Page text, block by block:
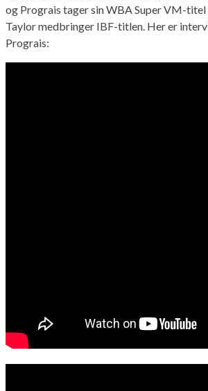
og Prograis tager sin WBA Super VM-titel
Taylor medbringer IBF-titlen. Her er
Prograis: